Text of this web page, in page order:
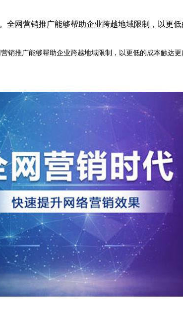
网营销推广能够帮助企业跨越地域限制，以更
推广能够帮助企业跨越地域限制，以更低的成本触达更